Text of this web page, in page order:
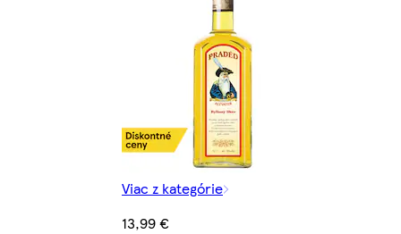
Viac z kategórie
13,99 €